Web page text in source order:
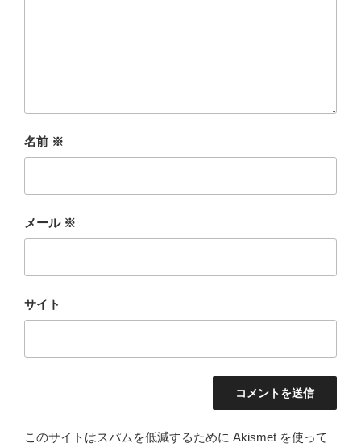
名前 ※
メール ※
サイト
このサイトはスパムを低減するために Akismet を使って